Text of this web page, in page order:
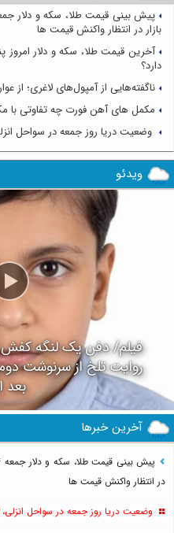
بازار در انتظار واکنش قیمت ها
دارد؟
ناگفته‌هایی از آمپول‌های لاغری؛ از
مکمل های آهن فورت چه تفاوتی با
وضعیت دریا روز جمعه در سواحل
ویدئو
روایت تلخ از سرنوشت
بعد
آخرین خبرها
در انتظار واکنش قیمت ها
وضعیت دریا روز جمعه در سواحل